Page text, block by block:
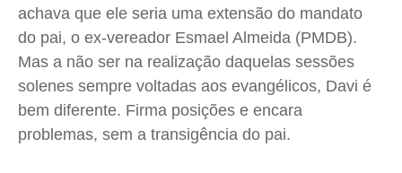
achava que ele seria uma extensão do mandato
do pai, o ex-vereador Esmael Almeida (PMDB).
Mas a não ser na realização daquelas sessões
solenes sempre voltadas aos evangélicos, Davi é
bem diferente. Firma posições e encara
problemas, sem a transigência do pai.